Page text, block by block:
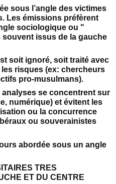
sous l’angle des victimes
Les émissions préfèrent
sociologique ou "
issus de la gauche
soit ignoré, soit traité avec
risques (ex: chercheurs
pro-musulmans).
se concentrent sur
numérique) et évitent les
ou la concurrence
ou souverainistes
abordée sous un angle
TRES
ET DU CENTRE